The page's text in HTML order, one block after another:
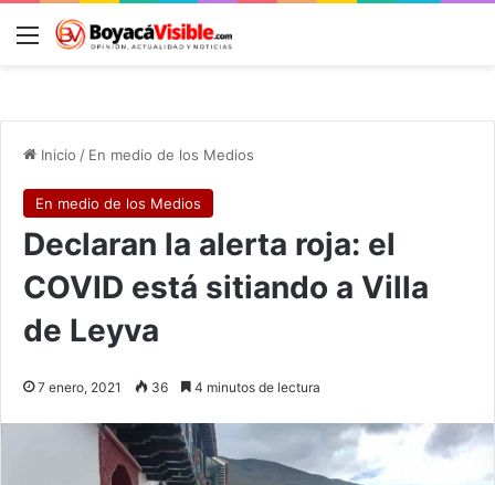
Menú
Inicio / En medio de los Medios
En medio de los Medios
Declaran la alerta roja: el
COVID está sitiando a Villa
de Leyva
7 enero, 2021 36 4 minutos de lectura